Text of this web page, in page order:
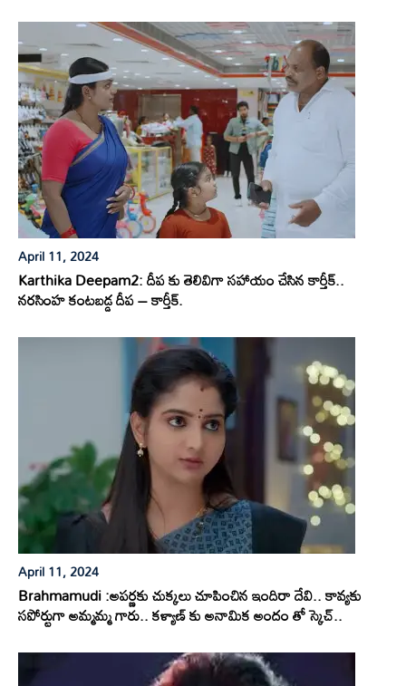
April 11, 2024
Karthika Deepam2: దీప కు తెలివిగా సహాయం చేసిన కార్తీక్..
నరసింహ కంటబడ్డ దీప – కార్తీక్.
April 11, 2024
Brahmamudi :అపర్ణకు చుక్కలు చూపించిన ఇందిరా దేవి.. కావ్యకు
సపోర్టుగా అమ్మమ్మ గారు.. కళ్యాణ్ కు అనామిక అందం తో స్కెచ్..